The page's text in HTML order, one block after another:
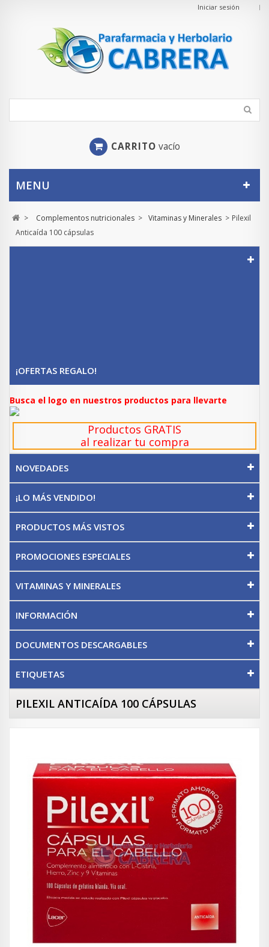
Iniciar sesión
CARRITO vacío
MENU
> Complementos nutricionales > Vitaminas y Minerales > Pilexil
Anticaída 100 cápsulas
¡OFERTAS REGALO!
Busca el logo en nuestros productos para llevarte
Productos GRATIS
al realizar tu compra
NOVEDADES
¡LO MÁS VENDIDO!
PRODUCTOS MÁS VISTOS
PROMOCIONES ESPECIALES
VITAMINAS Y MINERALES
INFORMACIÓN
DOCUMENTOS DESCARGABLES
ETIQUETAS
PILEXIL ANTICAÍDA 100 CÁPSULAS